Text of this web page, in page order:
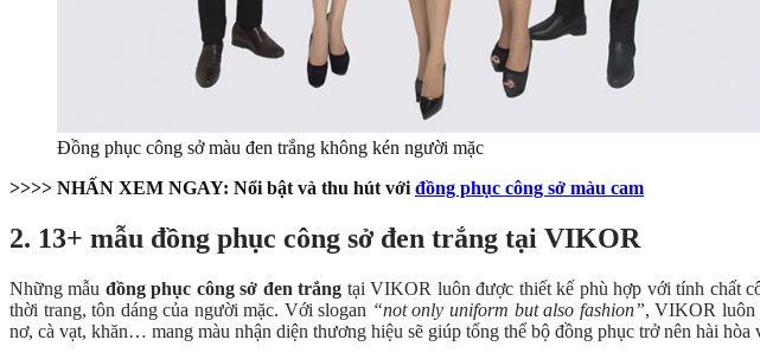
Đồng phục công sở màu đen trắng không kén người mặc
>>>> NHẤN XEM NGAY: Nổi bật và thu hút với đồng phục công sở màu cam
2. 13+ mẫu đồng phục công sở đen trắng tại VIKOR
Nhữngmẫu đồng phục công sở đen trắng tại VIKOR luôn được thiết kế phù hợp với tính chất
thời trang, tôn dáng của người mặc. Với slogan “not only uniform but also fashion”,VIKOR luôn
nơ, cà vạt, khăn… mang màu nhận diện thương hiệu sẽ giúp tổng thể bộ đồng phục trở nên hài hòa